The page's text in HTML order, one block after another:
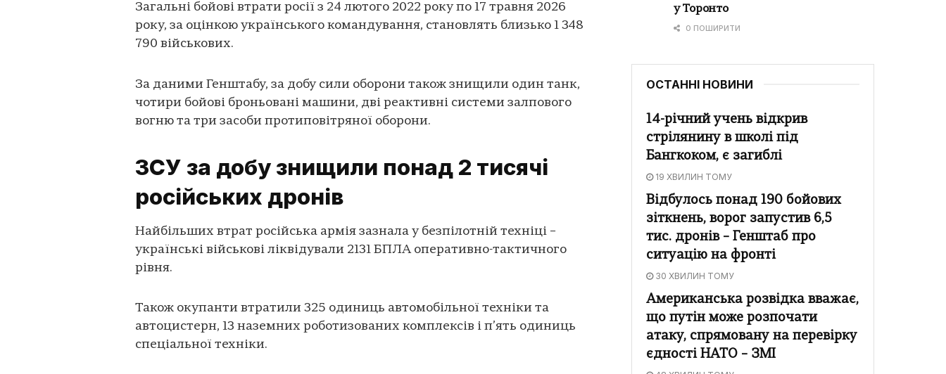
Загальні бойові втрати росії з 24 лютого 2022 року по 17 травня 2026
року, за оцінкою українського командування, становлять близько 1 348
790 військових.
За даними Генштабу, за добу сили оборони також знищили один танк,
чотири бойові броньовані машини, дві реактивні системи залпового
вогню та три засоби протиповітряної оборони.
ЗСУ за добу знищили понад 2 тисячі
російських дронів
Найбільших втрат російська армія зазнала у безпілотній техніці –
українські військові ліквідували 2131 БПЛА оперативно-тактичного
рівня.
Також окупанти втратили 325 одиниць автомобільної техніки та
автоцистерн, 13 наземних роботизованих комплексів і п’ять одиниць
спеціальної техніки.
у Торонто
0 ПОШИРИТИ
ОСТАННІ НОВИНИ
14-річний учень відкрив
стрілянину в школі під
Бангкоком, є загиблі
19 ХВИЛИН ТОМУ
Відбулось понад 190 бойових
зіткнень, ворог запустив 6,5
тис. дронів – Генштаб про
ситуацію на фронті
30 ХВИЛИН ТОМУ
Американська розвідка вважає,
що путін може розпочати
атаку, спрямовану на перевірку
єдності НАТО – ЗМІ